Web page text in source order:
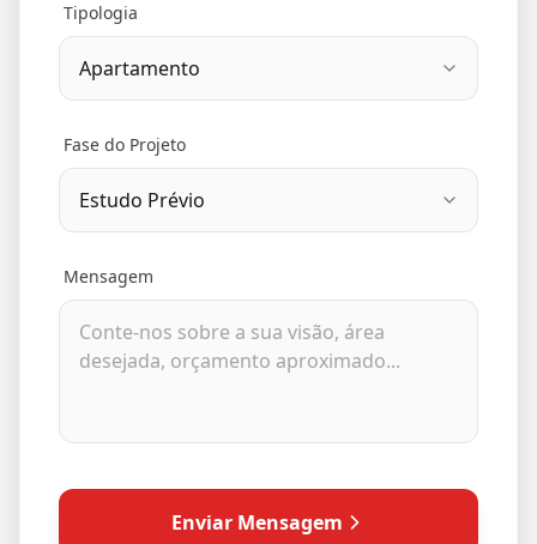
Tipologia
Fase do Projeto
Mensagem
Enviar Mensagem